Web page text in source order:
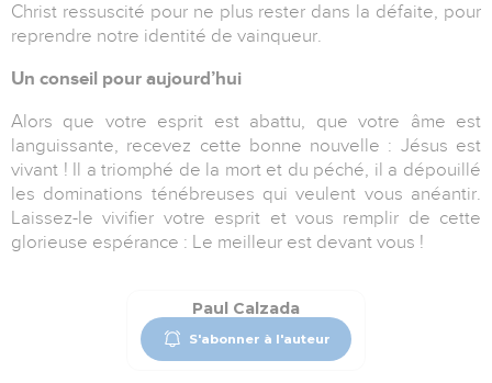
Christ ressuscité pour ne plus rester dans la défaite, pour
reprendre notre identité de vainqueur.
Un conseil pour aujourd’hui
Alors que votre esprit est abattu, que votre âme est
languissante, recevez cette bonne nouvelle : Jésus est
vivant ! Il a triomphé de la mort et du péché, il a dépouillé
les dominations ténébreuses qui veulent vous anéantir.
Laissez-le vivifier votre esprit et vous remplir de cette
glorieuse espérance : Le meilleur est devant vous !
Paul Calzada
S'abonner à l'auteur